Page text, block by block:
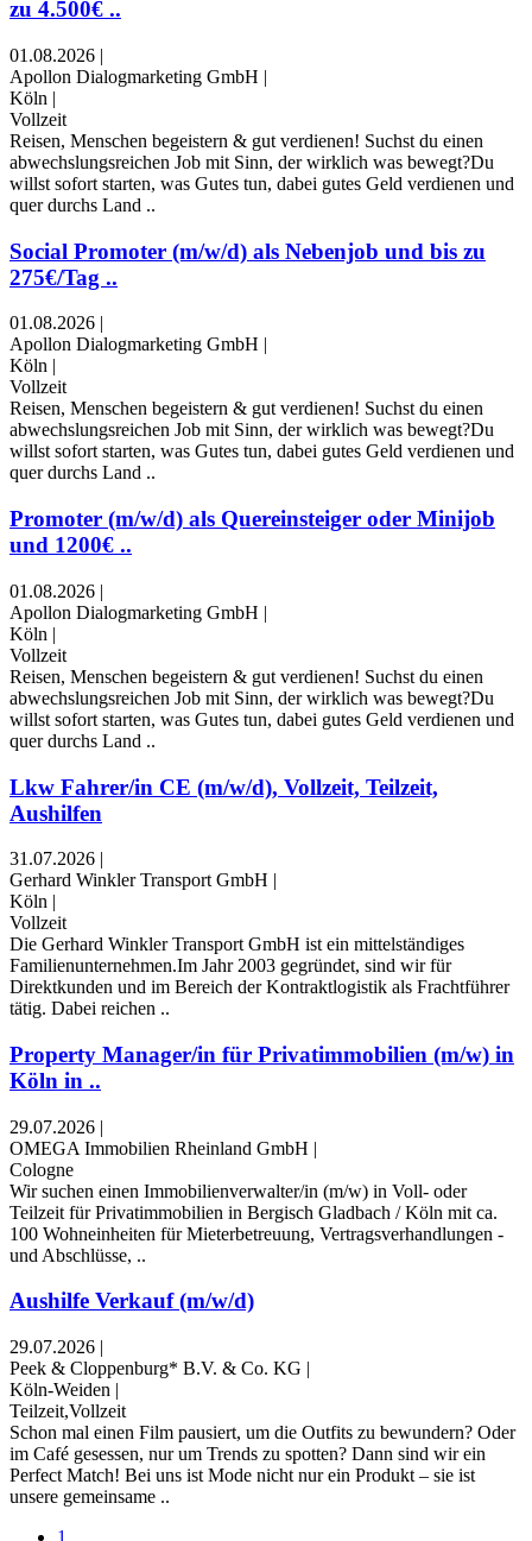
zu 4.500€ ..
01.08.2026 |
Apollon Dialogmarketing GmbH |
Köln |
Vollzeit
Reisen, Menschen begeistern & gut verdienen! Suchst du einen
abwechslungsreichen Job mit Sinn, der wirklich was bewegt?Du
willst sofort starten, was Gutes tun, dabei gutes Geld verdienen und
quer durchs Land ..
Social Promoter (m/w/d) als Nebenjob und bis zu
275€/Tag ..
01.08.2026 |
Apollon Dialogmarketing GmbH |
Köln |
Vollzeit
Reisen, Menschen begeistern & gut verdienen! Suchst du einen
abwechslungsreichen Job mit Sinn, der wirklich was bewegt?Du
willst sofort starten, was Gutes tun, dabei gutes Geld verdienen und
quer durchs Land ..
Promoter (m/w/d) als Quereinsteiger oder Minijob
und 1200€ ..
01.08.2026 |
Apollon Dialogmarketing GmbH |
Köln |
Vollzeit
Reisen, Menschen begeistern & gut verdienen! Suchst du einen
abwechslungsreichen Job mit Sinn, der wirklich was bewegt?Du
willst sofort starten, was Gutes tun, dabei gutes Geld verdienen und
quer durchs Land ..
Lkw Fahrer/in CE (m/w/d), Vollzeit, Teilzeit,
Aushilfen
31.07.2026 |
Gerhard Winkler Transport GmbH |
Köln |
Vollzeit
Die Gerhard Winkler Transport GmbH ist ein mittelständiges
Familienunternehmen.Im Jahr 2003 gegründet, sind wir für
Direktkunden und im Bereich der Kontraktlogistik als Frachtführer
tätig. Dabei reichen ..
Property Manager/in für Privatimmobilien (m/w) in
Köln in ..
29.07.2026 |
OMEGA Immobilien Rheinland GmbH |
Cologne
Wir suchen einen Immobilienverwalter/in (m/w) in Voll- oder
Teilzeit für Privatimmobilien in Bergisch Gladbach / Köln mit ca.
100 Wohneinheiten für Mieterbetreuung, Vertragsverhandlungen -
und Abschlüsse, ..
Aushilfe Verkauf (m/w/d)
29.07.2026 |
Peek & Cloppenburg* B.V. & Co. KG |
Köln-Weiden |
Teilzeit,Vollzeit
Schon mal einen Film pausiert, um die Outfits zu bewundern? Oder
im Café gesessen, nur um Trends zu spotten? Dann sind wir ein
Perfect Match! Bei uns ist Mode nicht nur ein Produkt – sie ist
unsere gemeinsame ..
1